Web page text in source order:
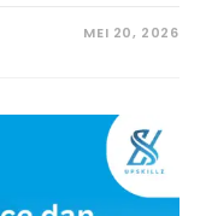
MEI 20, 2026